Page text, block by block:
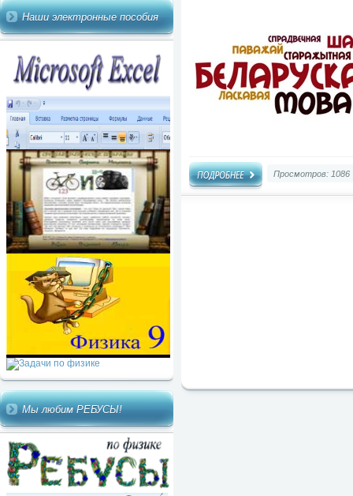
Наши электронные пособия
Мы любим РЕБУСЫ!
Просмотров: 1086